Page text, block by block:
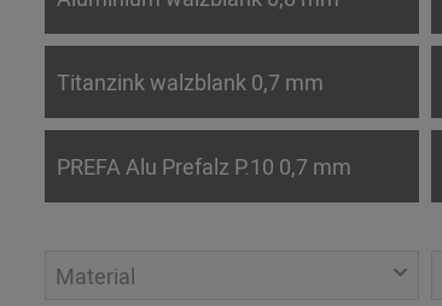
Titanzink walzblank 0,7 mm
PREFA Alu Prefalz P.10 0,7 mm
Material